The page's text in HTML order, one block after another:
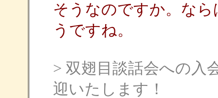
そうなのですか。なら
うですね。
> 双翅目談話会への入
迎いたします！